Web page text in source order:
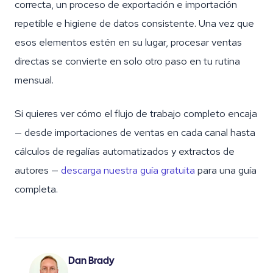
correcta, un proceso de exportación e importación
repetible e higiene de datos consistente. Una vez que
esos elementos estén en su lugar, procesar ventas
directas se convierte en solo otro paso en tu rutina
mensual.
Si quieres ver cómo el flujo de trabajo completo encaja
— desde importaciones de ventas en cada canal hasta
cálculos de regalías automatizados y extractos de
autores — descarga nuestra guía gratuita para una guía
completa.
Dan Brady